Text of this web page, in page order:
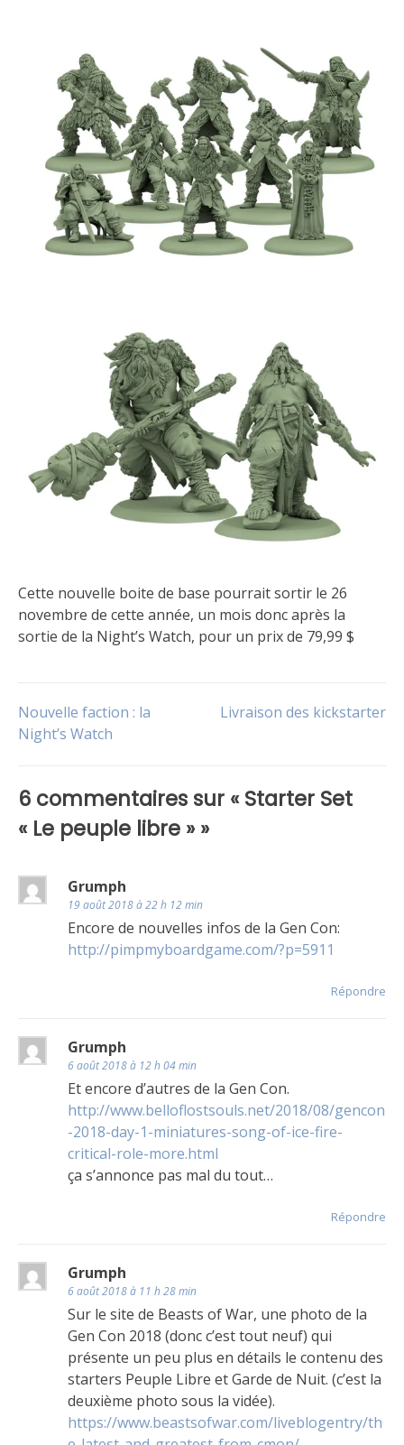
Cette nouvelle boite de base pourrait sortir le 26
novembre de cette année, un mois donc après la
sortie de la Night’s Watch, pour un prix de 79,99 $
Le
jeu,
Folk
Navigation
l’article
Nouvelle faction : la
Night’s Watch
Livraison des kickstarter
6 commentaires sur «Starter Set
« Le peuple libre »»
Grumph
19 août 2018 à 22 h 12 min
Encore de nouvelles infos de la Gen Con:
http://pimpmyboardgame.com/?p=5911
Répondre
Grumph
6 août 2018 à 12 h 04 min
Et encore d’autres de la Gen Con.
http://www.belloflostsouls.net/2018/08/gencon
-2018-day-1-miniatures-song-of-ice-fire-
critical-role-more.html
ça s’annonce pas mal du tout…
Répondre
Grumph
6 août 2018 à 11 h 28 min
Sur le site de Beasts of War, une photo de la
Gen Con 2018 (donc c’est tout neuf) qui
présente un peu plus en détails le contenu des
starters Peuple Libre et Garde de Nuit. (c’est la
deuxième photo sous la vidée).
https://www.beastsofwar.com/liveblogentry/th